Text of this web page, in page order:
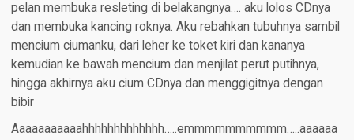
pelan membuka resleting di belakangnya…. aku lolos CDnya
dan membuka kancing roknya. Aku rebahkan tubuhnya sambil
mencium ciumanku, dari leher ke toket kiri dan kananya
kemudian ke bawah mencium dan menjilat perut putihnya,
hingga akhirnya aku cium CDnya dan menggigitnya dengan
bibir
Aaaaaaaaaaahhhhhhhhhhhhh…..emmmmmmmmmm…..aaaaaa